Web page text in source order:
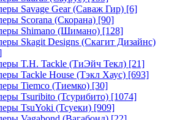
Savage Gear (Саваж Гир) [6]
Scorana (Скорана) [90]
Shimano (Шимано) [128]
Skagit Designs (Скагит Дизайнс)
T.H. Tackle (ТиЭйч Текл) [21]
Tackle House (Тэкл Хаус) [693]
Tiemco (Тиемко) [30]
Tsuribito (Тсурибито) [1074]
TsuYoki (Тсуеки) [909]